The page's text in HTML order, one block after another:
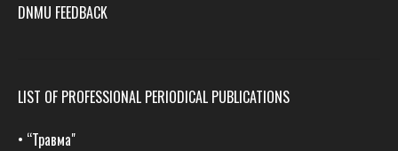
DNMU FEEDBACK
LIST OF PROFESSIONAL PERIODICAL PUBLICATIONS
• “Травма"